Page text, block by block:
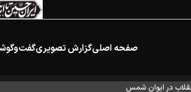
صفحه اصلیگزارش تصویریگفت‌وگو
در ایوان شمس